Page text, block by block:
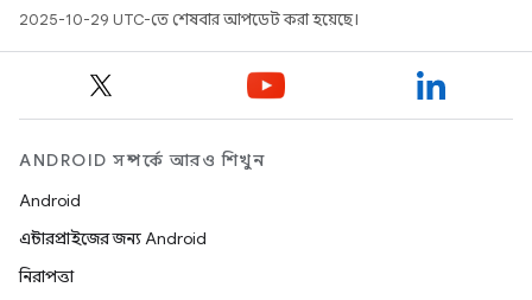
2025-10-29 UTC-তে শেষবার আপডেট করা হয়েছে।
ANDROID সম্পর্কে আরও শিখুন
Android
এন্টারপ্রাইজের জন্য Android
নিরাপত্তা